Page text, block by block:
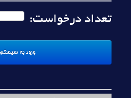
تعداد درخواست: